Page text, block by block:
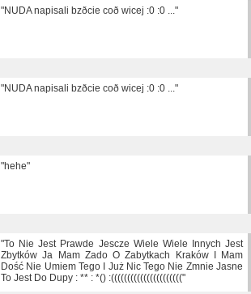
"NUDA napisali bzðcie coð wicej :0 :0 ..."
"NUDA napisali bzðcie coð wicej :0 :0 ..."
"hehe"
"To Nie Jest Prawde Jescze Wiele Wiele Innych Jest
Zbytków Ja Mam Zado O Zabytkach Kraków I Mam
Dość Nie Umiem Tego I Już Nic Tego Nie Zmnie Jasne
To Jest Do Dupy : ** : *() :(((((((((((((((((((((("